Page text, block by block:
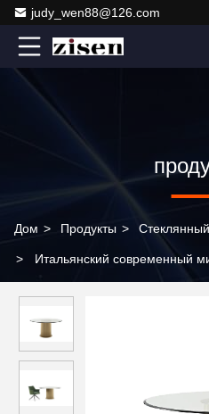
judy_wen88@126.com
Дом > Продукты >
> Итальянский современный
роскошный обеденный стол из
для комнаты